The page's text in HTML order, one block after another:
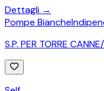
Dettagli →
Pompe Bianche
S.P. PER TORRE